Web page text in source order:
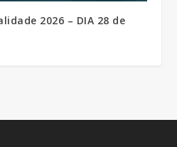
2026 – DIA 28 de